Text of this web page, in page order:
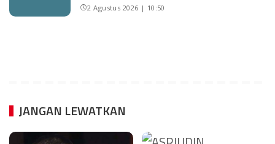
2 Agustus 2026 | 10:50
JANGAN LEWATKAN